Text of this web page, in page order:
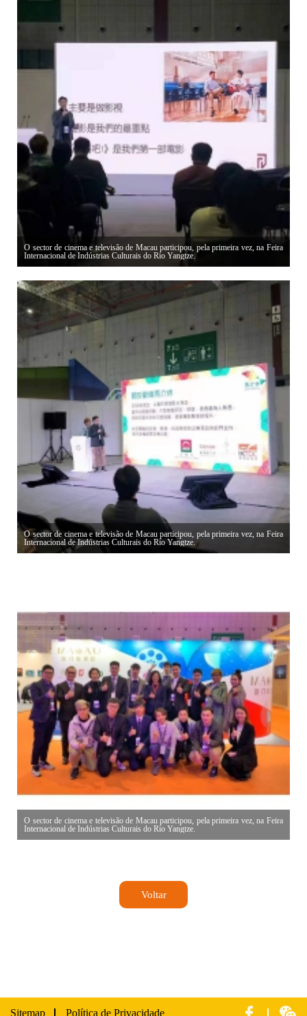
O sector de cinema e televisão de Macau participou, pela primeira vez, na Feira
Internacional de Indústrias Culturais do Rio Yangtze.
O sector de cinema e televisão de Macau participou, pela primeira vez, na Feira
Internacional de Indústrias Culturais do Rio Yangtze.
O sector de cinema e televisão de Macau participou, pela primeira vez, na Feira
Internacional de Indústrias Culturais do Rio Yangtze.
Voltar
Sitemap Política de Privacidade